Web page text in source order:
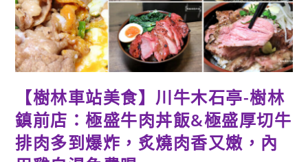
【樹林車站美食】川牛木石亭-樹林
鎮前店：極盛牛肉丼飯&極盛厚切牛
排肉多到爆炸，炙燒肉香又嫩，內